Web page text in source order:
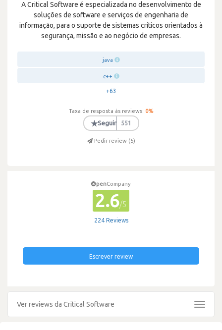
A Critical Software é especializada no desenvolvimento de
soluções de software e serviços de engenharia de
informação, para o suporte de sistemas críticos orientados à
segurança, missão e ao negócio de empresas.
java
c++
+63
Taxa de resposta às reviews: 0%
★Seguir 551
Pedir review (5)
penCompany
2.6/5
224 Reviews
Escrever review
Ver reviews da Critical Software
Toggle